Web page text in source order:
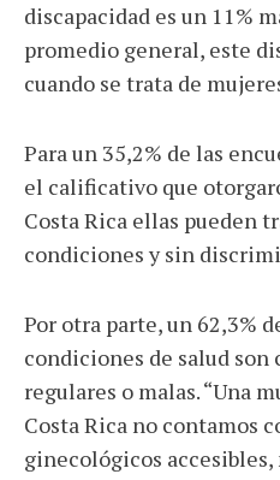
discapacidad es un 11%
promedio general, este
cuando se trata de
Para un 35,2% de las
el calificativo que
Costa Rica ellas pueden
condiciones y sin
Por otra parte, un 62,3%
condiciones de salud son
regulares o malas. “Una
Costa Rica no contamos
ginecológicos accesibles,